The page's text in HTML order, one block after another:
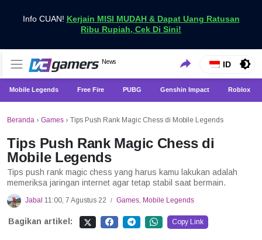
Info CUAN! Kerjain MISI MUDAH & Dapat Uang Ratusan
Ribu Rupiah, Cek Di Sini!
VCGamers News
News
Dapatkan Berita Games Terbaru Hanya di VCGamers
ID
Mobile Legends Free Fire PUBG Genshin Impact Roblox
Beranda › Games › Tips Push Rank Magic Chess di Mobile Legends
Tips Push Rank Magic Chess di
Mobile Legends
Tips push rank magic chess yang harus kamu lakukan adalah
memeriksa jaringan internet agar tetap stabil saat bermain.
Jabal 11:00, 7 Agustus 22 / Games, Mobile Legends
Bagikan artikel: Copy Link